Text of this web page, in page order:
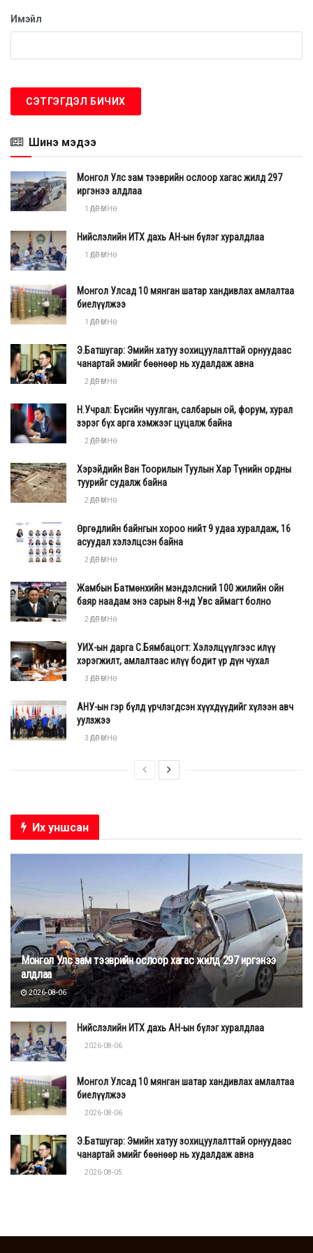
Имэйл
Шинэ мэдээ
Монгол Улс зам тээврийн ослоор хагас жилд 297
иргэнээ алдлаа
1 ӨДӨР ӨМНӨ
Нийслэлийн ИТХ дахь АН-ын бүлэг хуралдлаа
1 ӨДӨР ӨМНӨ
Монгол Улсад 10 мянган шатар хандивлах амлалтаа
биелүүлжээ
1 ӨДӨР ӨМНӨ
Э.Батшугар: Эмийн хатуу зохицуулалттай орнуудаас
чанартай эмийг бөөнөөр нь худалдаж авна
2 ӨДӨР ӨМНӨ
Н.Учрал: Бүсийн чуулган, салбарын ой, форум, хурал
зэрэг бүх арга хэмжээг цуцалж байна
2 ӨДӨР ӨМНӨ
Хэрэйдийн Ван Тоорилын Туулын Хар Түнийн ордны
туурийг судалж байна
2 ӨДӨР ӨМНӨ
Өргөдлийн байнгын хороо нийт 9 удаа хуралдаж, 16
асуудал хэлэлцсэн байна
2 ӨДӨР ӨМНӨ
Жамбын Батмөнхийн мэндэлсний 100 жилийн ойн
баяр наадам энэ сарын 8-нд Увс аймагт болно
2 ӨДӨР ӨМНӨ
УИХ-ын дарга С.Бямбацогт: Хэлэлцүүлгээс илүү
хэрэгжилт, амлалтаас илүү бодит үр дүн чухал
3 ӨДӨР ӨМНӨ
АНУ-ын гэр бүлд үрчлэгдсэн хүүхдүүдийг хүлээн авч
уулзжээ
3 ӨДӨР ӨМНӨ
Их уншсан
Монгол Улс зам тээврийн ослоор хагас жилд 297 иргэнээ
алдлаа
2026-08-06
Нийслэлийн ИТХ дахь АН-ын бүлэг хуралдлаа
2026-08-06
Монгол Улсад 10 мянган шатар хандивлах амлалтаа
биелүүлжээ
2026-08-06
Э.Батшугар: Эмийн хатуу зохицуулалттай орнуудаас
чанартай эмийг бөөнөөр нь худалдаж авна
2026-08-05